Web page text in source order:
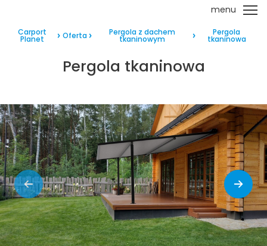
menu
Carport
Planet Oferta Pergola z dachem
tkaninowym
Pergola
tkaninowa
Pergola tkaninowa